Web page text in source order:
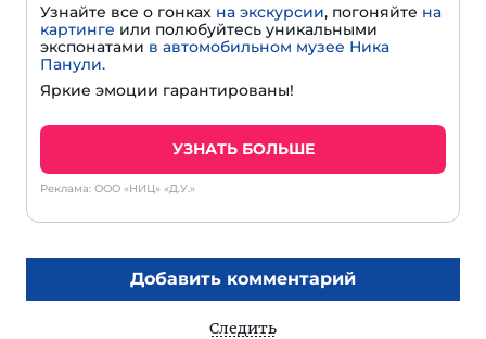
Узнайте все о гонках на экскурсии, погоняйте на
картинге или полюбуйтесь уникальными
экспонатами в автомобильном музее Ника
Панули.
Яркие эмоции гарантированы!
УЗНАТЬ БОЛЬШЕ
Реклама: ООО «НИЦ» «Д.У.»
Добавить комментарий
Следить